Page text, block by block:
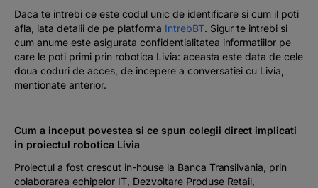
Daca te intrebi ce este codul unic de identificare si cum il poti
afla, iata detalii de pe platforma IntrebBT. Sigur te intrebi si
cum anume este asigurata confidentialitatea informatiilor pe
care le poti primi prin robotica Livia: aceasta este data de cele
doua coduri de acces, de incepere a conversatiei cu Livia,
mentionate anterior.
Cum a inceput povestea si ce spun colegii direct implicati
in proiectul robotica Livia
Proiectul a fost crescut in-house la Banca Transilvania, prin
colaborarea echipelor IT, Dezvoltare Produse Retail,